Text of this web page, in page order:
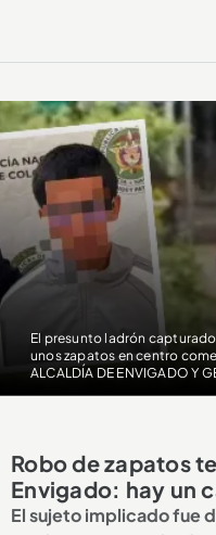
El presunto ladrón
unos zapatos en centro
ALCALDÍA DE ENVIGADO Y
Robo de zapatos
Envigado: hay un
El sujeto implicado fue